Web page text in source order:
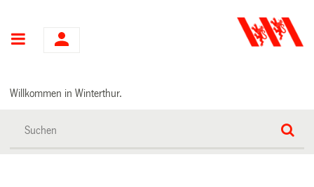
Hauptnavigation
Willkommen in Winterthur.